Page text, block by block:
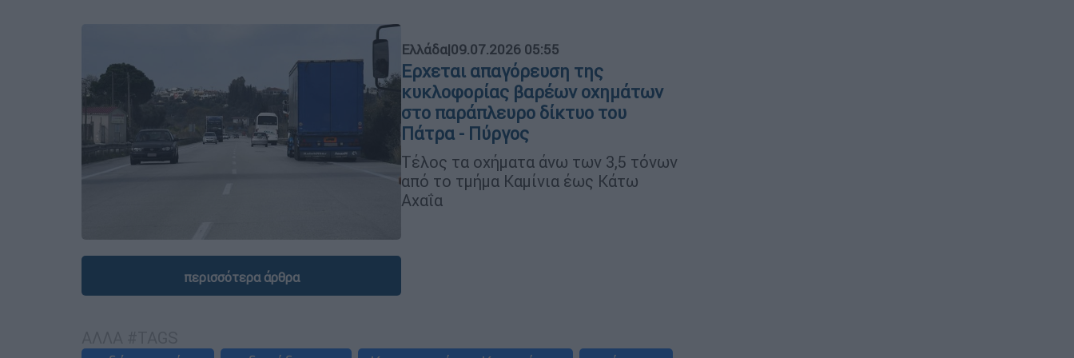
Ελλάδα|09.07.2026 05:55
Ερχεται απαγόρευση της
κυκλοφορίας βαρέων οχημάτων
στο παράπλευρο δίκτυο του
Πάτρα - Πύργος
Τέλος τα οχήματα άνω των 3,5 τόνων
από το τμήμα Καμίνια έως Κάτω
Αχαΐα
περισσότερα άρθρα